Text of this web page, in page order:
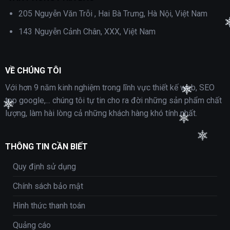
205 Nguyễn Văn Trỗi , Hai Bà Trưng, Hà Nội, Việt Nam
143 Nguyễn Cảnh Chân, XXX, Việt Nam
VỀ CHÚNG TÔI
Với hơn 9 năm kinh nghiệm trong lĩnh vực thiết kế web, SEO
top google,... chúng tôi tự tin cho ra đời những sản phẩm chất
lượng, làm hài lòng cả những khách hàng khó tính nhất.
THÔNG TIN CẦN BIẾT
Quy định sử dụng
Chính sách bảo mật
Hình thức thanh toán
Quảng cáo